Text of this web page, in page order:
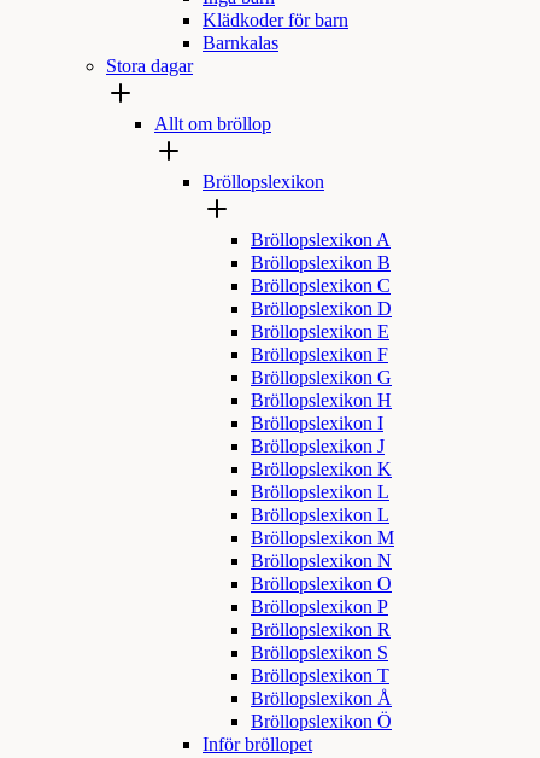
Klädkoder för barn
Barnkalas
Stora dagar
Allt om bröllop
Bröllopslexikon
Bröllopslexikon A
Bröllopslexikon B
Bröllopslexikon C
Bröllopslexikon D
Bröllopslexikon E
Bröllopslexikon F
Bröllopslexikon G
Bröllopslexikon H
Bröllopslexikon I
Bröllopslexikon J
Bröllopslexikon K
Bröllopslexikon L
Bröllopslexikon L
Bröllopslexikon M
Bröllopslexikon N
Bröllopslexikon O
Bröllopslexikon P
Bröllopslexikon R
Bröllopslexikon S
Bröllopslexikon T
Bröllopslexikon Å
Bröllopslexikon Ö
Inför bröllopet